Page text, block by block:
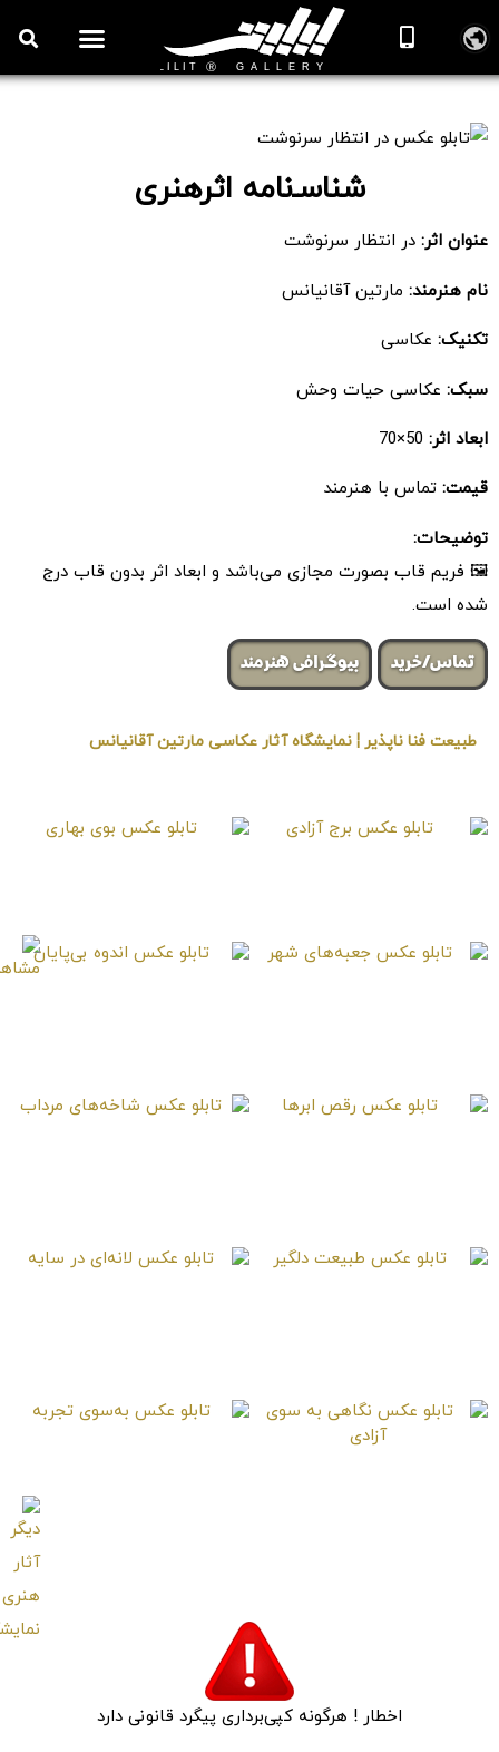
شناسـ‌نامه اثرهنری
عنوان اثر: در انتظار سرنوشت
نام هنرمند: مارتین آقانیانس
تکنیک: عکاسی
سبک: عکاسی حیات وحش
ابعاد اثر: 50×70
قیمت: تماس با هنرمند
توضیحات:
🖼 فریم قاب بصورت مجازی می‌باشد و ابعاد اثر بدون قاب درج
شده است.
تماس/خرید بیوگرافی هنرمند
طبیعت فنا ناپذیر ¦ نمایشگاه آثار عکاسی مارتین آقانیانس
اخطار ! هرگونه کپی‌برداری پیگرد قانونی دارد